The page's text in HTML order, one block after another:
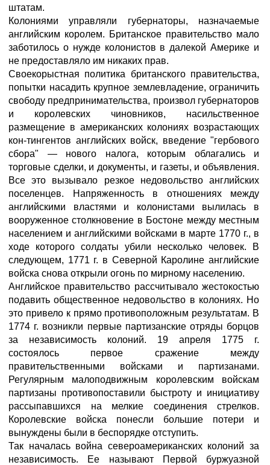
штатам.
Колониями управляли губернаторы, назначаемые
английским королем. Британское правительство мало
заботилось о нужде колонистов в далекой Америке и
не предоставляло им никаких прав.
Своекорыстная политика британского правительства,
попытки насадить крупное землевладение, ограничить
свободу предпринимательства, произвол губернаторов
и королевских чиновников, насильственное
размещение в американских колониях возрастающих
кон-тингентов английских войск, введение "гербового
сбора" — нового налога, которым облагались и
торговые сделки, и документы, и газеты, и объявления.
Все это вызывало резкое недовольство английских
поселенцев. Напряженность в отношениях между
английскими властями и колонистами вылилась в
вооруженное столкновение в Бостоне между местным
населением и английскими войсками в марте 1770 г., в
ходе которого солдаты убили несколько человек. В
следующем, 1771 г. в Северной Каролине английские
войска снова открыли огонь по мирному населению.
Английское правительство рассчитывало жестокостью
подавить общественное недовольство в колониях. Но
это привело к прямо противоположным результатам. В
1774 г. возникли первые партизанские отряды борцов
за независимость колоний. 19 апреля 1775 г.
состоялось первое сражение между
правительственными войсками и партизанами.
Регулярным малоподвижным королевским войскам
партизаны противопоставили быстроту и инициативу
рассыпавшихся на мелкие соединения стрелков.
Королевские войска понесли большие потери и
вынуждены были в беспорядке отступить.
Так началась война североамериканских колоний за
независимость. Ее называют Первой буржуазной